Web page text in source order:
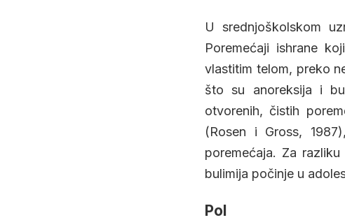
U srednjoškolskom
Poremećaji ishrane
vlastitim telom, preko
što su anoreksija i
otvorenih, čistih
(Rosen i Gross,
poremećaja. Za
bulimija počinje u
Pol